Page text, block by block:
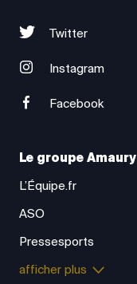
Twitter
Instagram
Facebook
Le groupe Amaury
L’Équipe.fr
ASO
Pressesports
afficher plus